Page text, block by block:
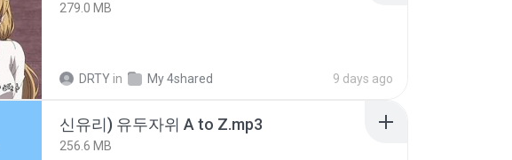
279.0 MB
DRTY in My 4shared 9 days ago
신유리) 유두자위 A to Z.mp3
256.6 MB